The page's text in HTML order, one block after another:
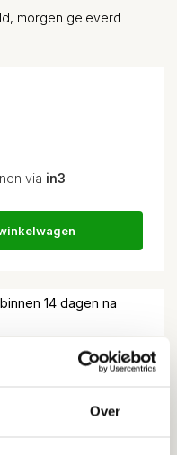
Over
morgen geleverd
via in3
14 dagen na